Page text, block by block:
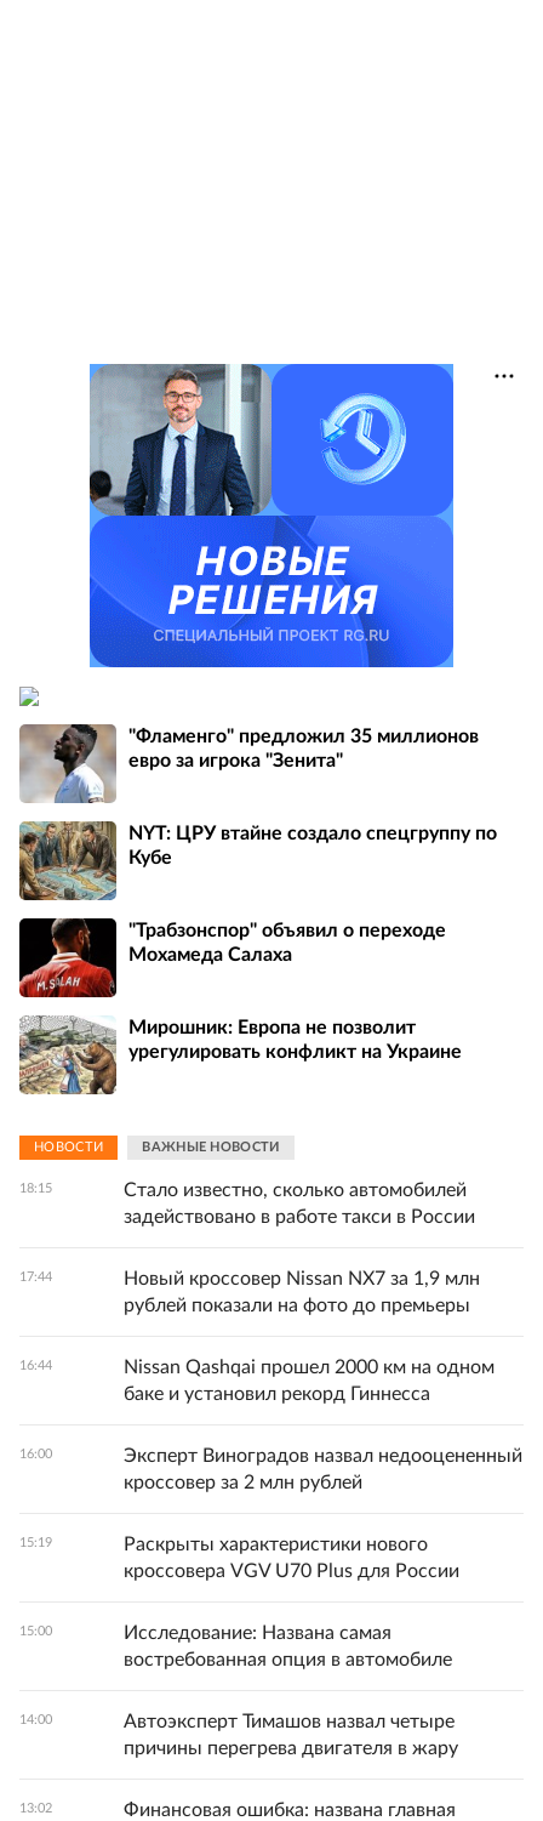
"Фламенго" предложил 35 миллионов
евро за игрока "Зенита"
NYT: ЦРУ втайне создало спецгруппу по
Кубе
"Трабзонспор" объявил о переходе
Мохамеда Салаха
Мирошник: Европа не позволит
урегулировать конфликт на Украине
НОВОСТИ ВАЖНЫЕ НОВОСТИ
18:15
Стало известно, сколько автомобилей
задействовано в работе такси в России
17:44
Новый кроссовер Nissan NX7 за 1,9 млн
рублей показали на фото до премьеры
16:44
Nissan Qashqai прошел 2000 км на одном
баке и установил рекорд Гиннесса
16:00
Эксперт Виноградов назвал недооцененный
кроссовер за 2 млн рублей
15:19
Раскрыты характеристики нового
кроссовера VGV U70 Plus для России
15:00
Исследование: Названа самая
востребованная опция в автомобиле
14:00
Автоэксперт Тимашов назвал четыре
причины перегрева двигателя в жару
13:02
Финансовая ошибка: названа главная